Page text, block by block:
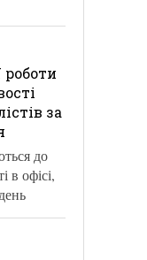
роботи
за
до
в офісі,